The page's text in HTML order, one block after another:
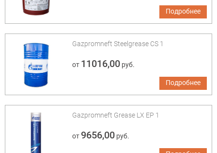
Подробнее
Gazpromneft Steelgrease CS 1
от 11016,00руб.
Подробнее
Gazpromneft Grease LX EP 1
от 9656,00руб.